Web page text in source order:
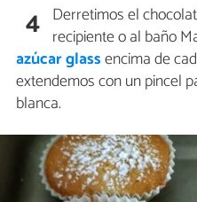
4 Derretimos el
recipiente o al baño
azúcar glassencima de
extendemos con un pincel
blanca.